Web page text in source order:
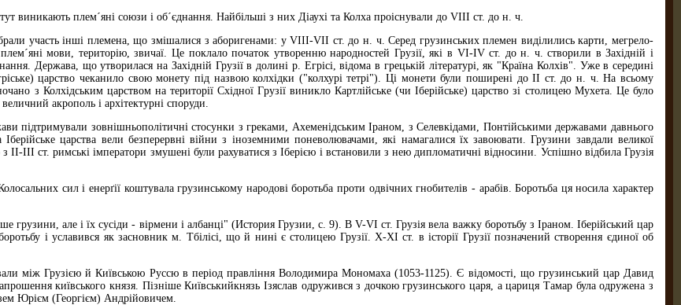
виникають плем´яні союзи і об´єднання. Найбільші з них Діаухі та Колха проіснували до VІІІ ст. до н. ч.
участь інші племена, що змішалися з аборигенами: у VІІІ-VІІ ст. до н. ч. Серед грузинських племен виділились карти, мегрело-
мови, територію, звичаї. Це поклало початок утворенню народностей Грузії, які в VІ-ІV ст. до н. ч. створили в Західній і
Держава, що утворилася на Західній Грузії в долині р. Егрісі, відома в грецькій літературі, як "Країна Колхів". Уже в середині
царство чеканило свою монету під назвою колхідки ("колхурі тетрі"). Ці монети були поширені до ІІ ст. до н. ч. На всьому
з Колхідським царством на території Східної Грузії виникло Картлійське (чи Іберійське) царство зі столицею Мухета. Це було
акрополь і архітектурні споруди.
підтримували зовнішньополітичні стосунки з греками, Ахеменідським Іраном, з Селевкідами, Понтійськими державами давнього
Іберійське царства вели безперервні війни з іноземними поневолювачами, які намагалися їх завоювати. Грузини завдали великої
ІІ-ІІІ ст. римські імператори змушені були рахуватися з Іберією і встановили з нею дипломатичні відносини. Успішно відбила Грузія
сил і енерґії коштувала грузинському народові боротьба проти одвічних гнобителів - арабів. Боротьба ця носила характер
але і їх сусіди - вірмени і албанці" (История Грузии, с. 9). В V-VІ ст. Грузія вела важку боротьбу з Іраном. Іберійський цар
і уславився як засновник м. Тбілісі, що й нині є столицею Грузії. Х-ХІ ст. в історії Грузії позначений створення єдиної об
між Грузією й Київською Руссю в період правління Володимира Мономаха (1053-1125). Є відомості, що грузинський цар Давид
київського князя. Пізніше Київськийкнязь Ізяслав одружився з дочкою грузинського царя, а цариця Тамар була одружена з
Юрієм (Георгієм) Андрійовичем.